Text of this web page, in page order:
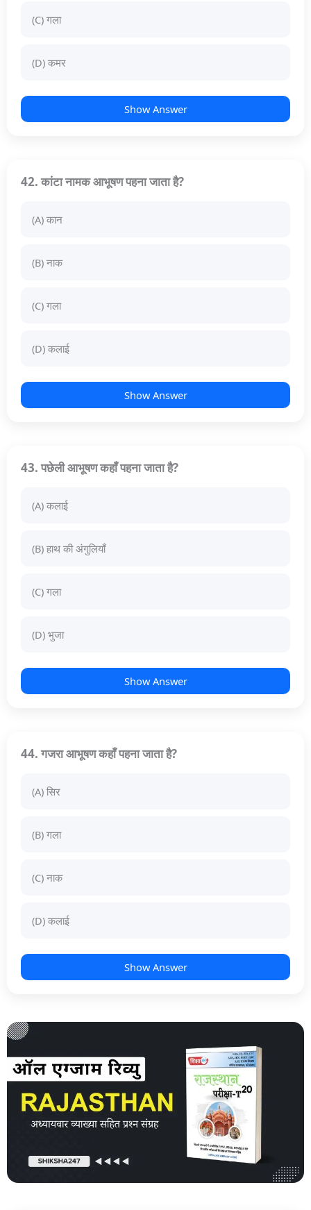
(C) गला
(D) कमर
Show Answer
42. कांटा नामक आभूषण पहना जाता है?
(A) कान
(B) नाक
(C) गला
(D) कलाई
Show Answer
43. पछेली आभूषण कहाँ पहना जाता है?
(A) कलाई
(B) हाथ की अंगुलियाँ
(C) गला
(D) भुजा
Show Answer
44. गजरा आभूषण कहाँ पहना जाता है?
(A) सिर
(B) गला
(C) नाक
(D) कलाई
Show Answer